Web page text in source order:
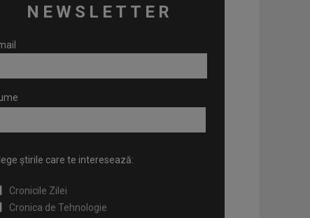
NEWSLETTER
știrile care te interesează:
Cronicile Zilei
Cronica de Tehnologie